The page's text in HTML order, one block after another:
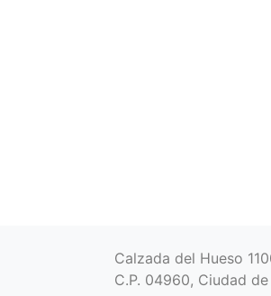
Calzada del Hueso
C.P. 04960, Ciudad